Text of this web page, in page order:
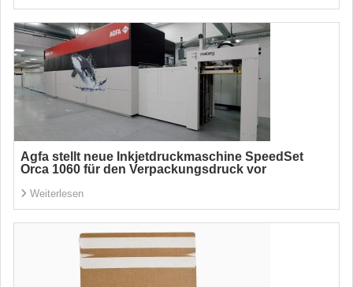
Agfa stellt neue Inkjetdruckmaschine SpeedSet
Orca 1060 für den Verpackungsdruck vor
Weiterlesen